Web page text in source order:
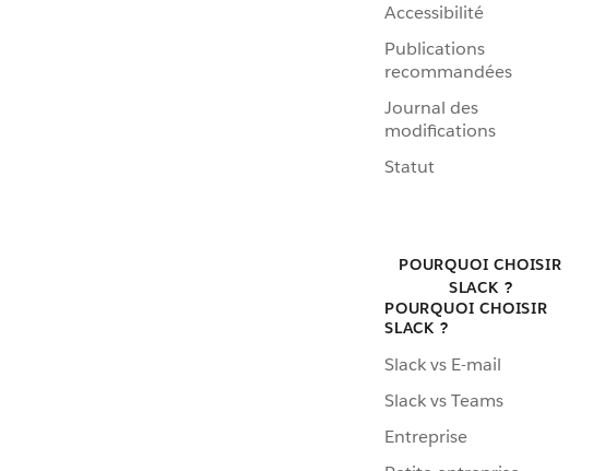
Accessibilité
Publications
recommandées
Journal des
modifications
Statut
POURQUOI CHOISIR
SLACK ?
POURQUOI CHOISIR
SLACK ?
Slack vs E-mail
Slack vs Teams
Entreprise